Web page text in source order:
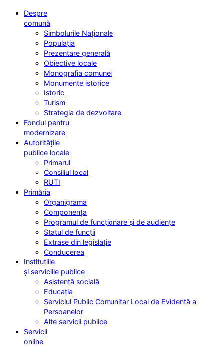
Despre
comună
Simbolurile Naționale
Populația
Prezentare generală
Obiective locale
Monografia comunei
Monumente istorice
Istoric
Turism
Strategia de dezvoltare
Fondul pentru
modernizare
Autoritățile
publice locale
Primarul
Consiliul local
RUTI
Primăria
Organigrama
Componența
Programul de funcționare și de audiențe
Statul de funcții
Extrase din legislație
Conducerea
Instituțiile
și serviciile publice
Asistență socială
Educația
Serviciul Public Comunitar Local de Evidență a
Persoanelor
Alte servicii publice
Servicii
online